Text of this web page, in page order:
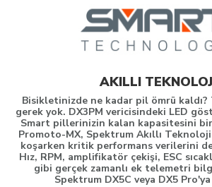
AKILLI
Bisikletinizde ne kadar pil ömrü
gerek yok. DX3PM vericisindeki LED
Smart pillerinizin kalan kapasitesini
Promoto-MX, Spektrum Akıllı
koşarken kritik performans verilerini
Hız, RPM, amplifikatör çekişi, ESC
gibi gerçek zamanlı ek telemetri
Spektrum DX5C veya DX5